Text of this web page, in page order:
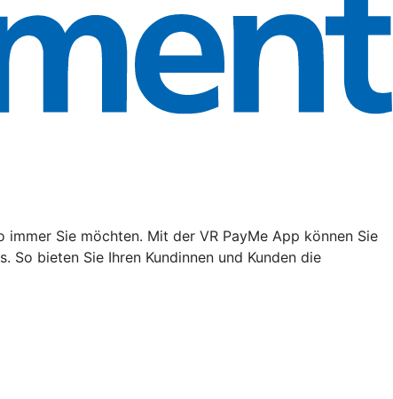
Sie möchten. Mit der VR PayMe App können Sie
bieten Sie Ihren Kundinnen und Kunden die